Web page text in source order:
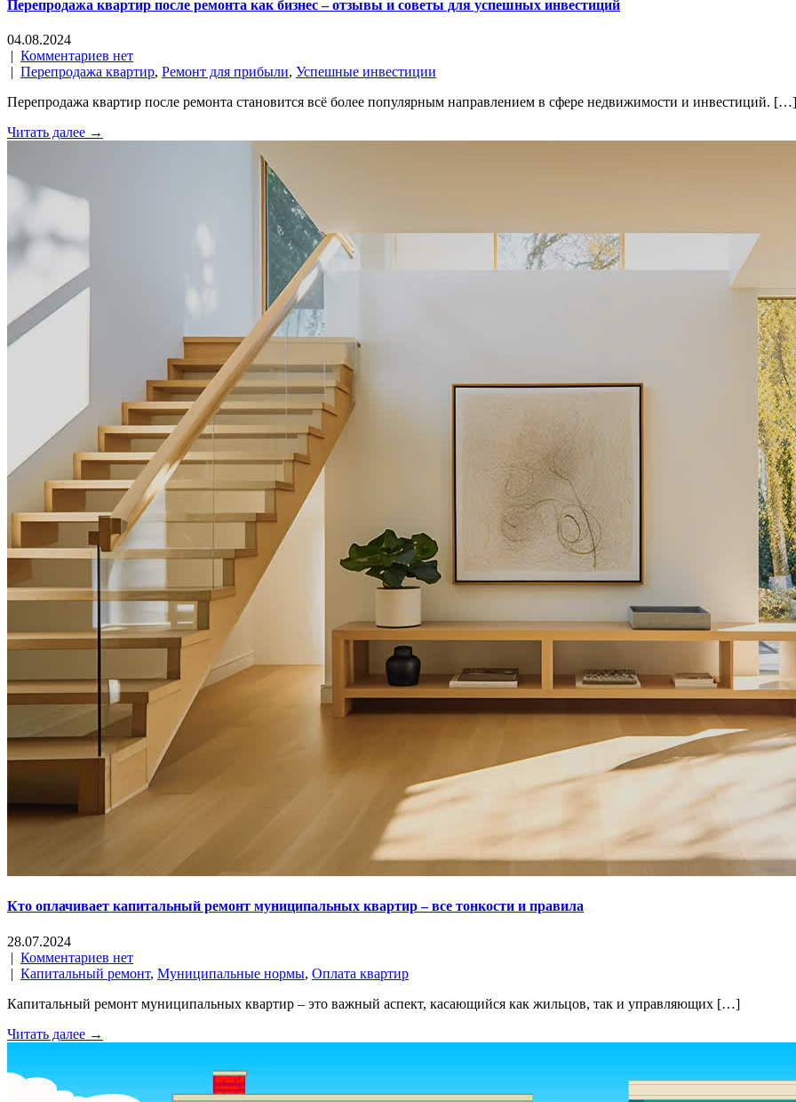
Перепродажа квартир после ремонта как бизнес – отзывы и советы для успешных инвестиций
04.08.2024
| Комментариев нет
| Перепродажа квартир, Ремонт для прибыли, Успешные инвестиции
Перепродажа квартир после ремонта становится всё более популярным направлением в сфере недвижимости и инвестиций. […]
Читать далее →
Кто оплачивает капитальный ремонт муниципальных квартир – все тонкости и правила
28.07.2024
| Комментариев нет
| Капитальный ремонт, Муниципальные нормы, Оплата квартир
Капитальный ремонт муниципальных квартир – это важный аспект, касающийся как жильцов, так и управляющих […]
Читать далее →